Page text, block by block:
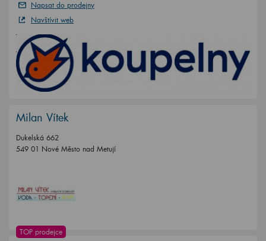
Napsat do prodejny
Navštívit web
Milan Vítek
Dukelská 662
549 01 Nové Město nad Metují
TOP prodejce